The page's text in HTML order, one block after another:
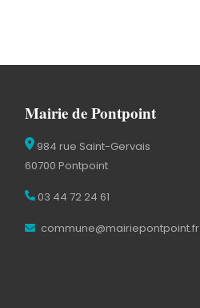
Mairie de Pontpoint
984 rue Saint-Gervais
60700 Pontpoint
03 44 72 24 61
commune@mairiepontpoint.fr